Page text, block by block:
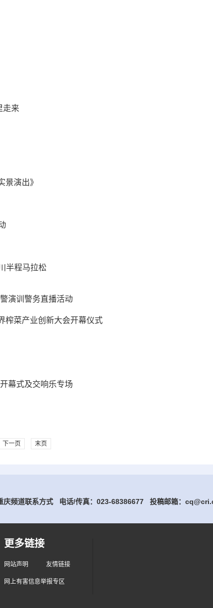
走来
景演出》
半程马拉松
演训警务直播活动
榨菜产业创新大会开幕仪式
幕式及交响乐专场
下一页 末页
庆频道联系方式 电话/传真：023-68386677 投稿邮箱：
更多链接
网站声明 友情链接
网上有害信息举报专区